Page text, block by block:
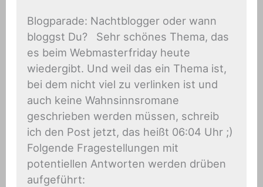
Blogparade: Nachtblogger oder wann
bloggst Du? Sehr schönes Thema, das
es beim Webmasterfriday heute
wiedergibt. Und weil das ein Thema ist,
bei dem nicht viel zu verlinken ist und
auch keine Wahnsinnsromane
geschrieben werden müssen, schreib
ich den Post jetzt, das heißt 06:04 Uhr ;)
Folgende Fragestellungen mit
potentiellen Antworten werden drüben
aufgeführt: